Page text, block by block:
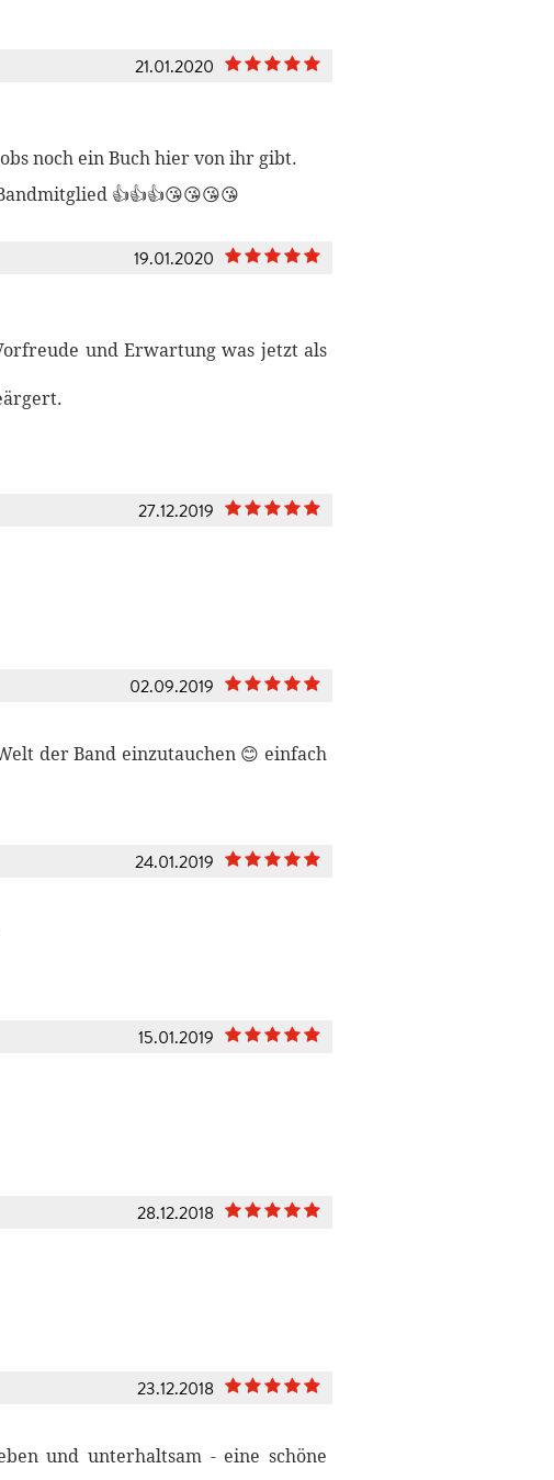
21.01.2020
noch ein Buch hier von ihr gibt.
👍👍👍😘😘😘😘
19.01.2020
und Erwartung was jetzt als
27.12.2019
02.09.2019
der Band einzutauchen 😊 einfach
24.01.2019
15.01.2019
28.12.2018
23.12.2018
und unterhaltsam - eine schöne